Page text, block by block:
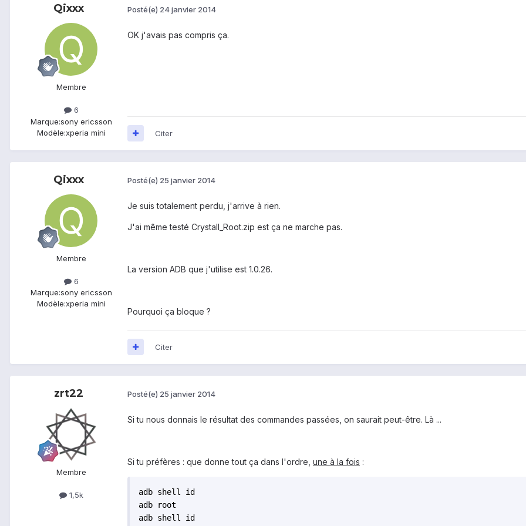
Qixxx
Membre
6
Marque:sony ericsson
Modèle:xperia mini
Posté(e) 24 janvier 2014
OK j'avais pas compris ça.
Citer
Qixxx
Membre
6
Marque:sony ericsson
Modèle:xperia mini
Posté(e) 25 janvier 2014
Je suis totalement perdu, j'arrive à rien.
J'ai même testé Crystall_Root.zip est ça ne marche pas.
La version ADB que j'utilise est 1.0.26.
Pourquoi ça bloque ?
Citer
zrt22
Membre
1,5k
Posté(e) 25 janvier 2014
Si tu nous donnais le résultat des commandes passées, on saurait peut-être. Là ...
Si tu préfères : que donne tout ça dans l'ordre, une à la fois :
adb shell id
adb root
adb shell id